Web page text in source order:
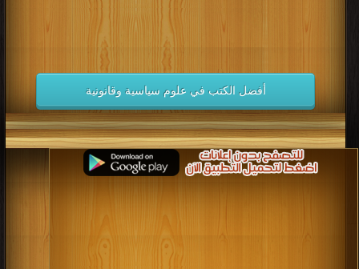
كتب 1984
كتب 1983
كتب 1980
كتب 1979
كتب 1978
كتب 1977 كتب 1976
كتب 1975
كتب 1974
كتب 1973 كتب 1972
كتب 1971
كتب 1970
كتب 1969 كتب 1968
كتب 1967
كتب 1966
كتب 1965 كتب 1964
كتب 1963
كتب 1962
كتب 1961 كتب 1960
كتب 1959
كتب 1957
كتب 1952
كتب 1951
أفضل الكتب في علوم سياسية وقانونية